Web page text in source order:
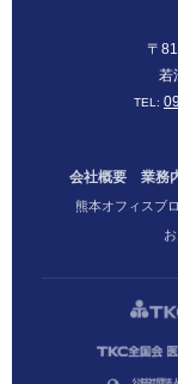
〒
若
TEL:
会社概要 業務
熊本オフィスブ